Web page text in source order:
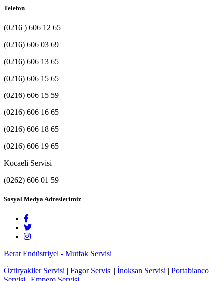
Telefon
(0216 ) 606 12 65
(0216) 606 03 69
(0216) 606 13 65
(0216) 606 15 65
(0216) 606 15 59
(0216) 606 16 65
(0216) 606 18 65
(0216) 606 19 65
Kocaeli Servisi
(0262) 606 01 59
Sosyal Medya Adreslerimiz
Berat Endüstriyel - Mutfak Servisi
Öztiryakiler Servisi | Fagor Servisi | İnoksan Servisi | Portabianco